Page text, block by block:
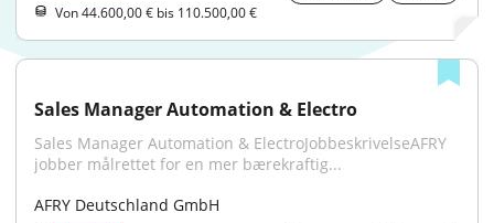
Von 44.600,00 € bis 110.500,00 €
Sales Manager Automation & Electro
Sales Manager Automation & ElectroJobbeskrivelseAFRY
jobber målrettet for en mer bærekraftig...
AFRY Deutschland GmbH